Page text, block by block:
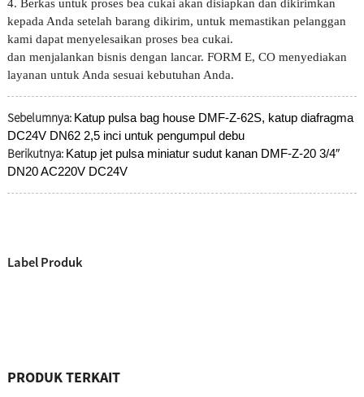
4. Berkas untuk proses bea cukai akan disiapkan dan dikirimkan
kepada Anda setelah barang dikirim, untuk memastikan pelanggan
kami dapat menyelesaikan proses bea cukai.
dan menjalankan bisnis dengan lancar. FORM E, CO menyediakan
layanan untuk Anda sesuai kebutuhan Anda.
Sebelumnya: Katup pulsa bag house DMF-Z-62S, katup diafragma
DC24V DN62 2,5 inci untuk pengumpul debu
Berikutnya: Katup jet pulsa miniatur sudut kanan DMF-Z-20 3/4″
DN20 AC220V DC24V
Label Produk
PRODUK TERKAIT